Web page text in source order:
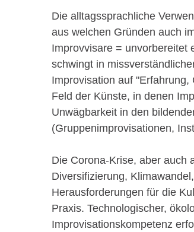
Die alltagssprachliche
aus welchen Gründen auch
Improvvisare = unvorbereitet
schwingt in
Improvisation auf
Feld der Künste, in denen
Unwägbarkeit in den
(Gruppenimprovisationen,
Die Corona-Krise, aber auch
Diversifizierung,
Herausforderungen für die
Praxis. Technologischer,
Improvisationskompetenz